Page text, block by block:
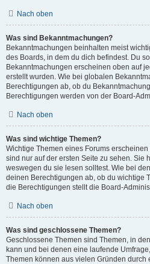
Nach oben
Was sind Bekanntmachungen?
Bekanntmachungen beinhalten meist
des Boards, in dem du dich befindest. Du
Bekanntmachungen erscheinen oben auf
erstellt wurden. Wie bei globalen
Berechtigungen ab, ob du
Berechtigungen werden von der Board-
Nach oben
Was sind wichtige Themen?
Wichtige Themen eines Forums
sind nur auf der ersten Seite zu sehen. Sie
weswegen du sie lesen solltest. Wie bei
deinen Berechtigungen ab, ob du wichtige
die Berechtigungen stellt die Board-
Nach oben
Was sind geschlossene Themen?
Geschlossene Themen sind Themen, in
kann und bei denen eine laufende
Themen können aus vielen Gründen durch